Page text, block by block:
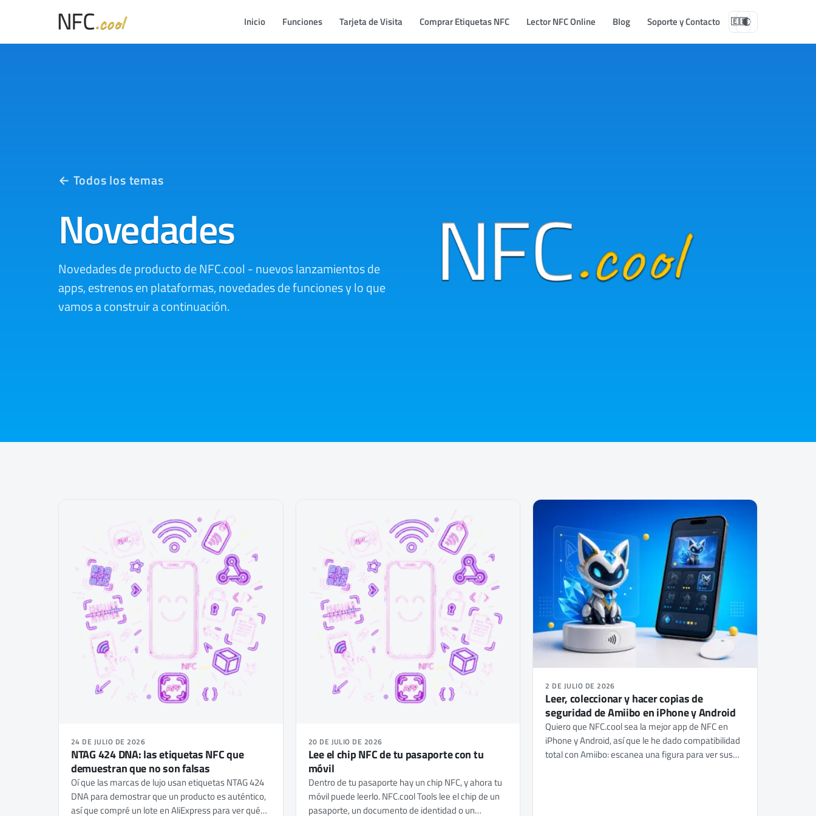
Inicio Funciones Tarjeta de Visita Comprar Etiquetas NFC Lector NFC Online Blog Soporte y Contacto 🇪🇸
← Todos los temas
Novedades
Novedades de producto de NFC.cool - nuevos lanzamientos de
apps, estrenos en plataformas, novedades de funciones y lo que
vamos a construir a continuación.
24 DE JULIO DE 2026
NTAG 424 DNA: las etiquetas NFC que
demuestran que no son falsas
Oí que las marcas de lujo usan etiquetas NTAG 424
DNA para demostrar que un producto es auténtico,
así que compré un lote en AliExpress para ver qué
20 DE JULIO DE 2026
Lee el chip NFC de tu pasaporte con tu
móvil
Dentro de tu pasaporte hay un chip NFC, y ahora tu
móvil puede leerlo. NFC.cool Tools lee el chip de un
pasaporte, un documento de identidad o un
2 DE JULIO DE 2026
Leer, coleccionar y hacer copias de
seguridad de Amiibo en iPhone y Android
Quiero que NFC.cool sea la mejor app de NFC en
iPhone y Android, así que le he dado compatibilidad
total con Amiibo: escanea una figura para ver sus